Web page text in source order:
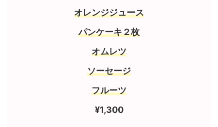
オレンジジュース
パンケーキ２枚
オムレツ
ソーセージ
フルーツ
¥1,300